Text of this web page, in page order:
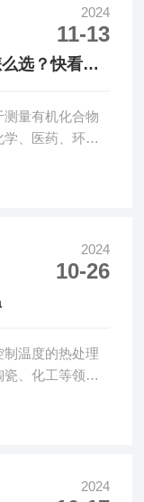
剂放入燃烧炉
)和富含氧气的环
机卤素转化为
2024
11-13
选？快看过
量有机化合物
、医药、环境
测定仪的结构
用于监测电解
和指示电极。4.
反应的准确进
件...
2024
10-26
温度的热处理
、化工等领
能效果。2.精
，如快速灰化、
2024